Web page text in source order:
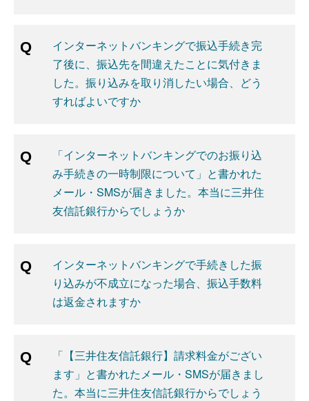
インターネットバンキングで振込手続き完
了後に、振込先を間違えたことに気付きま
した。振り込みを取り消したい場合、どう
すればよいですか
「インターネットバンキングでのお振り込
み手続きの一時制限について」と書かれた
メール・SMSが届きました。本当に三井住
友信託銀行からでしょうか
インターネットバンキングで手続きした振
り込みが不成立になった場合、振込手数料
は返金されますか
「【三井住友信託銀行】請求料金がござい
ます」と書かれたメール・SMSが届きまし
た。本当に三井住友信託銀行からでしょう